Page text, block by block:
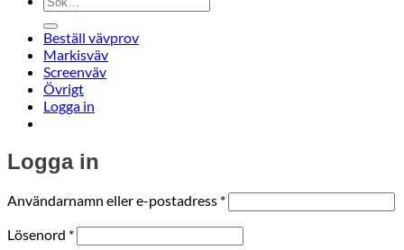
efter:
Beställ vävprov
Markisväv
Screenväv
Övrigt
Logga in
Logga in
Användarnamn eller e-postadress *Obligatoriskt
Lösenord *Obligatoriskt